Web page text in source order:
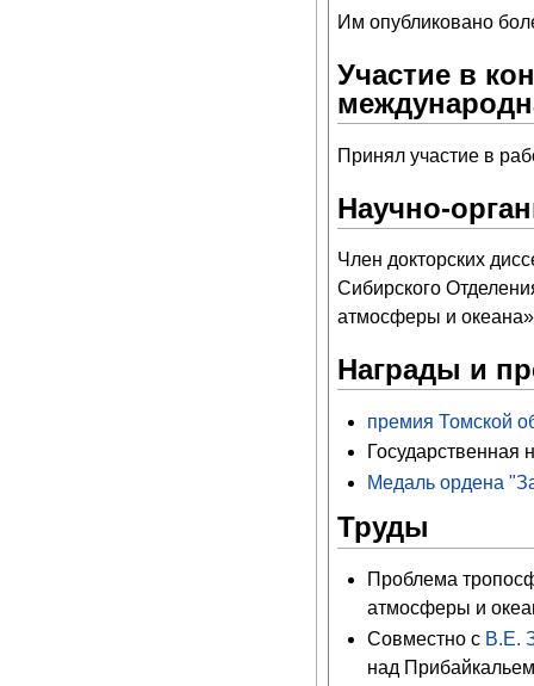
Им опубликовано
Участие в
Принял участие в
Научно-
Член докторских
Сибирского
атмосферы и
Награды и
премия Томской
Государственная
Медаль ордена
Труды
Проблема
атмосферы и
Совместно с В.Е.
над